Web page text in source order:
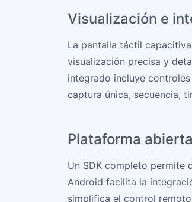
Visualización e
La pantalla táctil
visualización precisa y
integrado incluye
captura única, secuencia,
Plataforma
Un SDK completo permite
Android facilita la
simplifica el control